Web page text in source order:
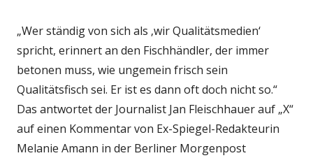
„Wer ständig von sich als ‚wir Qualitätsmedien‘
spricht, erinnert an den Fischhändler, der immer
betonen muss, wie ungemein frisch sein
Qualitätsfisch sei. Er ist es dann oft doch nicht so.“
Das antwortet der Journalist Jan Fleischhauer auf „X“
auf einen Kommentar von Ex-Spiegel-Redakteurin
Melanie Amann in der Berliner Morgenpost